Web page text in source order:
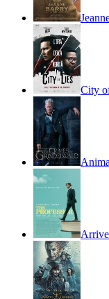
City